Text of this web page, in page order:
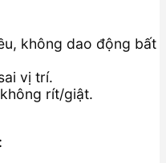
không dao động bất
vị trí.
rít/giật.